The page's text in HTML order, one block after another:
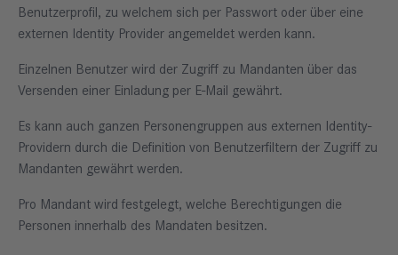
Benutzerprofil, zu welchem sich per Passwort oder über eine
externen Identity Provider angemeldet werden kann.
Einzelnen Benutzer wird der Zugriff zu Mandanten über das
Versenden einer Einladung per E-Mail gewährt.
Es kann auch ganzen Personengruppen aus externen Identity-
Providern durch die Definition von Benutzerfiltern der Zugriff zu
Mandanten gewährt werden.
Pro Mandant wird festgelegt, welche Berechtigungen die
Personen innerhalb des Mandaten besitzen.